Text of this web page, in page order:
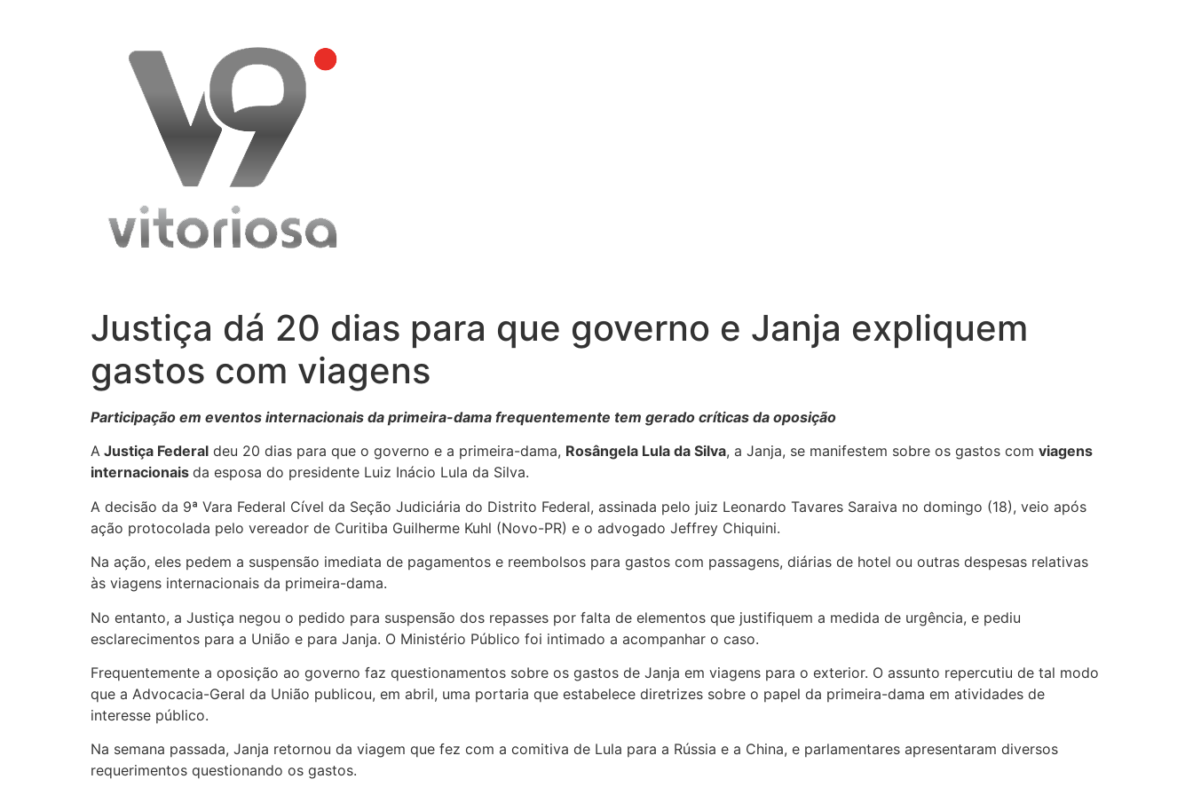
Justiça dá 20 dias para que governo e Janja expliquem
gastos com viagens
Participação em eventos internacionais da primeira-dama frequentemente tem gerado críticas da oposição
A Justiça Federal deu 20 dias para que o governo e a primeira-dama, Rosângela Lula da Silva, a Janja, se manifestem sobre os gastos com viagens
internacionais da esposa do presidente Luiz Inácio Lula da Silva.
A decisão da 9ª Vara Federal Cível da Seção Judiciária do Distrito Federal, assinada pelo juiz Leonardo Tavares Saraiva no domingo (18), veio após
ação protocolada pelo vereador de Curitiba Guilherme Kuhl (Novo-PR) e o advogado Jeffrey Chiquini.
Na ação, eles pedem a suspensão imediata de pagamentos e reembolsos para gastos com passagens, diárias de hotel ou outras despesas relativas
às viagens internacionais da primeira-dama.
No entanto, a Justiça negou o pedido para suspensão dos repasses por falta de elementos que justifiquem a medida de urgência, e pediu
esclarecimentos para a União e para Janja. O Ministério Público foi intimado a acompanhar o caso.
Frequentemente a oposição ao governo faz questionamentos sobre os gastos de Janja em viagens para o exterior. O assunto repercutiu de tal modo
que a Advocacia-Geral da União publicou, em abril, uma portaria que estabelece diretrizes sobre o papel da primeira-dama em atividades de
interesse público.
Na semana passada, Janja retornou da viagem que fez com a comitiva de Lula para a Rússia e a China, e parlamentares apresentaram diversos
requerimentos questionando os gastos.